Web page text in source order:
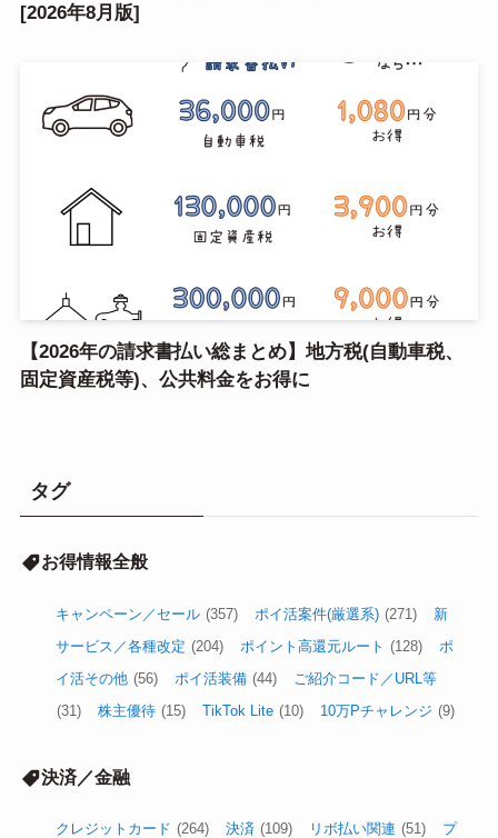
[2026年8月版]
【2026年の請求書払い総まとめ】地方税(自動車税、
固定資産税等)、公共料金をお得に
タグ
お得情報全般
キャンペーン／セール (357) ポイ活案件(厳選系) (271)
新
サービス／各種改定 (204) ポイント高還元ルート (128)
ポ
イ活その他 (56) ポイ活装備 (44)
ご紹介コード／URL等
(31)
株主優待 (15) TikTok Lite (10) 10万Pチャレンジ (9)
決済／金融
クレジットカード (264) 決済 (109) リボ払い関連 (51)
プ